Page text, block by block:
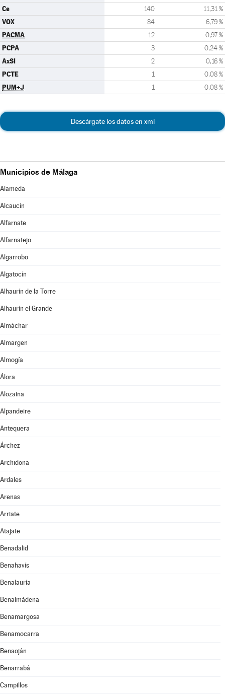
Cs 140 11,31 %
VOX 84 6,79 %
PACMA 12 0,97 %
PCPA 3 0,24 %
AxSI 2 0,16 %
PCTE 1 0,08 %
PUM+J 1 0,08 %
Descárgate los datos en xml
Municipios de Málaga
Alameda
Alcaucín
Alfarnate
Alfarnatejo
Algarrobo
Algatocín
Alhaurín de la Torre
Alhaurín el Grande
Almáchar
Almargen
Almogía
Álora
Alozaina
Alpandeire
Antequera
Árchez
Archidona
Ardales
Arenas
Arriate
Atajate
Benadalid
Benahavís
Benalauría
Benalmádena
Benamargosa
Benamocarra
Benaoján
Benarrabá
Campillos